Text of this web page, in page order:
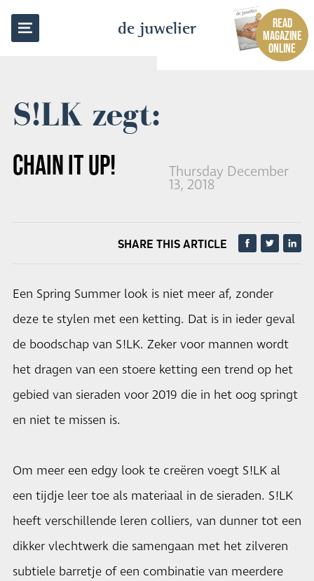
de juwelier
READ
MAGAZINE
ONLINE
S!LK zegt:
CHAIN IT UP! Thursday December
13, 2018
BACK TO OVERVIEW
SHARE THIS ARTICLE
Een Spring Summer look is niet meer af, zonder
deze te stylen met een ketting. Dat is in ieder geval
de boodschap van S!LK. Zeker voor mannen wordt
het dragen van een stoere ketting een trend op het
gebied van sieraden voor 2019 die in het oog springt
en niet te missen is.
Om meer een edgy look te creëren voegt S!LK al
een tijdje leer toe als materiaal in de sieraden. S!LK
heeft verschillende leren colliers, van dunner tot een
dikker vlechtwerk die samengaan met het zilveren
subtiele barretje of een combinatie van meerdere